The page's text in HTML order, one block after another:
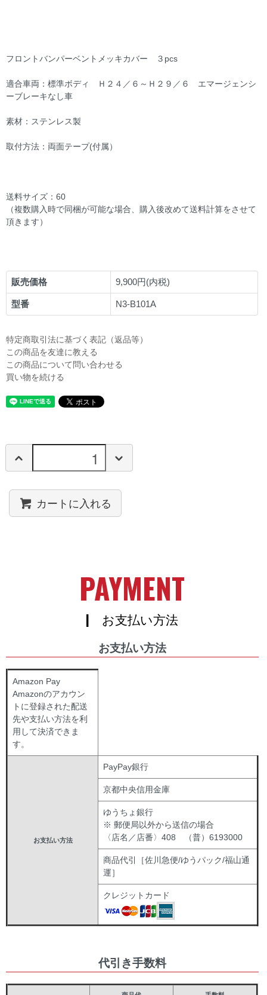
フロントバンパーベントメッキカバー ３pcs
適合車両：標準ボディ Ｈ２４／６～Ｈ２９／６ エマージェンシ
ーブレーキなし車
素材：ステンレス製
取付方法：両面テープ(付属）
送料サイズ：60
（複数購入時で同梱が可能な場合、購入後改めて送料計算をさせて
頂きます）
販売価格 9,900円(内税)
型番 N3-B101A
特定商取引法に基づく表記（返品等）
この商品を友達に教える
この商品について問い合わせる
買い物を続ける
カートに入れる
PAYMENT
| お支払い方法
お支払い方法
Amazon Pay
Amazonのアカウン
トに登録された配送
先や支払い方法を利
用して決済できま
す。
お支払い方法
PayPay銀行
京都中央信用金庫
ゆうちょ銀行
※ 郵便局以外から送信の場合
〈店名／店番〉408 （普）6193000
商品代引［佐川急便/ゆうパック/福山通
運］
クレジットカード
代引き手数料